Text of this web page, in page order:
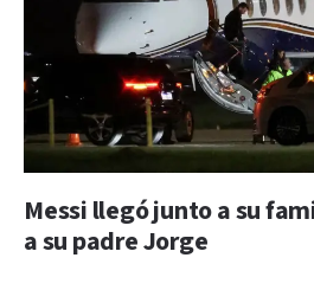
Messi llegó junto a su
a su padre Jorge